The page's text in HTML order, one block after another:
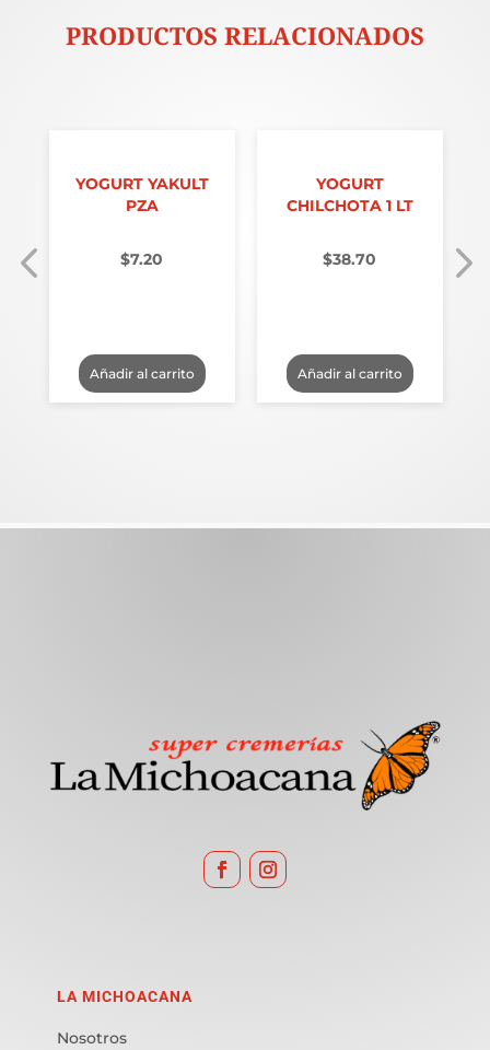
PRODUCTOS RELACIONADOS
YOGURT YAKULT
PZA
$7.20
Añadir al carrito
YOGURT
CHILCHOTA 1 LT
$38.70
Añadir al carrito
LA MICHOACANA
Nosotros